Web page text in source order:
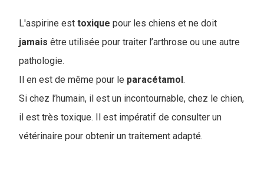
L'aspirine est toxique pour les chiens et ne doit
jamais être utilisée pour traiter l’arthrose ou une autre
pathologie.
Il en est de même pour le paracétamol.
Si chez l’humain, il est un incontournable, chez le chien,
il est très toxique. Il est impératif de consulter un
vétérinaire pour obtenir un traitement adapté.